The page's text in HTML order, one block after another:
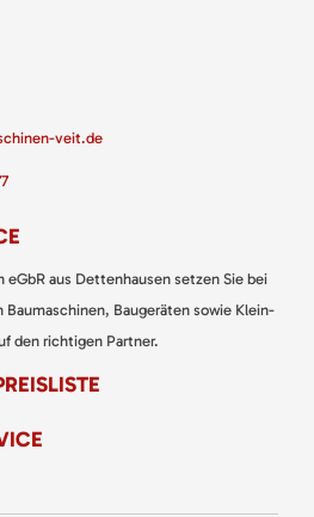
veit.de
aus Dettenhausen setzen Sie bei
Baugeräten sowie Klein-
den richtigen Partner.